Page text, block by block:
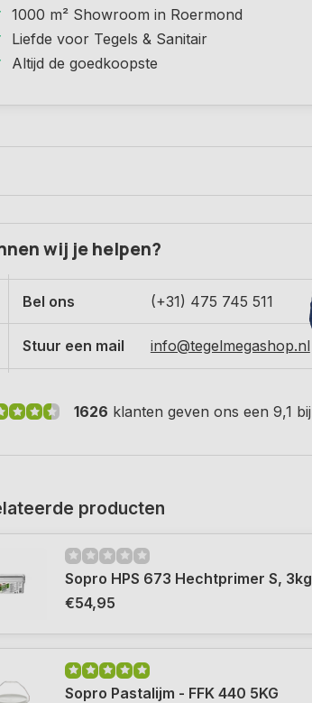
1000 m² Showroom in Roermond
Liefde voor Tegels & Sanitair
Altijd de goedkoopste
wij je helpen?
Bel ons (+31) 475 745 511
Stuur een mail info@tegelmegashop.nl
1626 klanten geven ons een 9,1 bij
producten
Sopro HPS 673 Hechtprimer S, 3kg
€54,95
Sopro Pastalijm - FFK 440 5KG